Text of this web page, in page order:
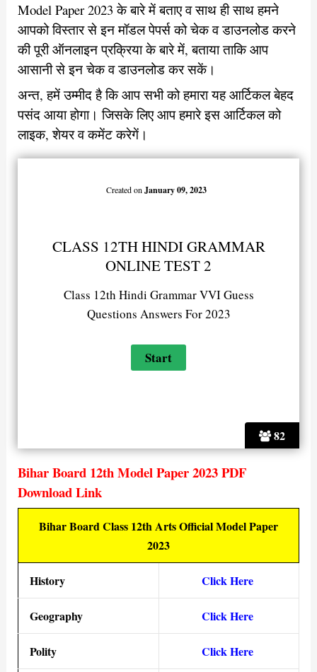
Model Paper 2023 के बारे में बताए व साथ ही साथ हमने
आपको विस्तार से इन मॉडल पेपर्स को चेक व डाउनलोड करने
की पूरी ऑनलाइन प्रक्रिया के बारे में, बताया ताकि आप
आसानी से इन चेक व डाउनलोड कर सकें।
अन्त, हमें उम्मीद है कि आप सभी को हमारा यह आर्टिकल बेहद
पसंद आया होगा। जिसके लिए आप हमारे इस आर्टिकल को
लाइक, शेयर व कमेंट करेगें।
82
Created onJanuary 09, 2023
CLASS 12TH HINDI GRAMMAR
ONLINE TEST 2
Class 12th Hindi Grammar VVI Guess
Questions Answers For 2023
Bihar Board 12th Model Paper 2023 PDF
Download Link
Bihar Board Class 12th Arts Official Model Paper
2023
History Click Here
Geography Click Here
Polity Click Here